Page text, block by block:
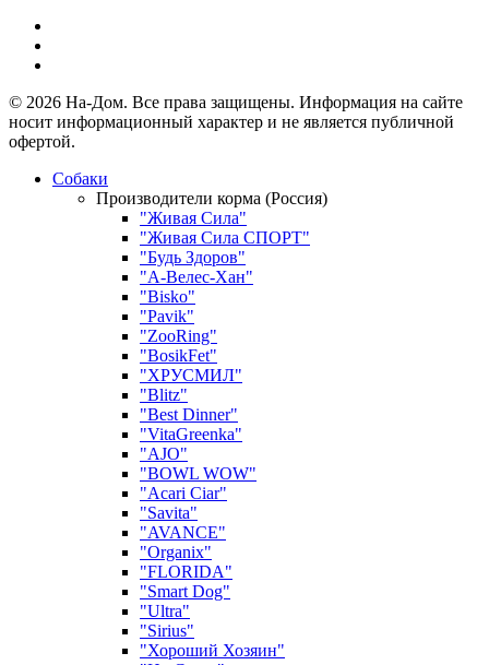
© 2026 На-Дом. Все права защищены. Информация на сайте
носит информационный характер и не является публичной
офертой.
Собаки
Производители корма (Россия)
"Живая Сила"
"Живая Сила СПОРТ"
"Будь Здоров"
"А-Велес-Хан"
"Bisko"
"Pavik"
"ZooRing"
"BosikFet"
"ХРУСМИЛ"
"Blitz"
"Best Dinner"
"VitaGreenka"
"AJO"
"BOWL WOW"
"Acari Ciar"
"Savita"
"AVANCE"
"Organix"
"FLORIDA"
"Smart Dog"
"Ultra"
"Sirius"
"Хороший Хозяин"